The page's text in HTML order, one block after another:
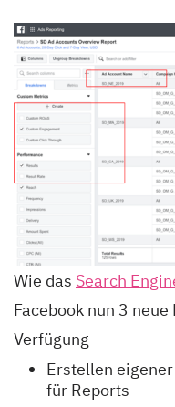
Wie das Search
Facebook nun 3
Verfügung
Erstellen
für Reports